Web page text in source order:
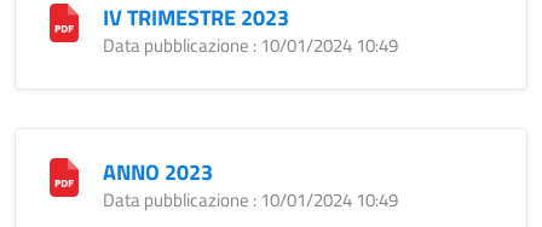
IV TRIMESTRE 2023
Data pubblicazione : 10/01/2024 10:49
ANNO 2023
Data pubblicazione : 10/01/2024 10:49